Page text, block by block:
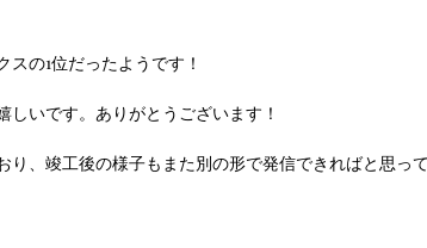
の1位だったようです！
いです。ありがとうございます！
、竣工後の様子もまた別の形で発信できればと思って